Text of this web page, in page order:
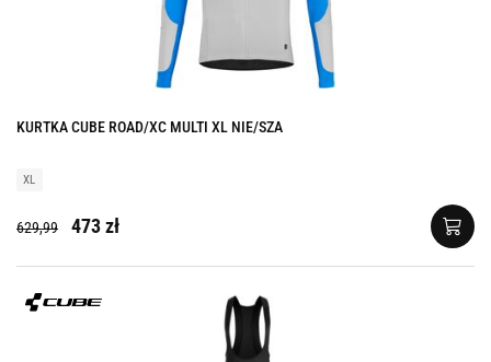
KURTKA CUBE ROAD/XC MULTI XL NIE/SZA
XL
629,99 473 zł